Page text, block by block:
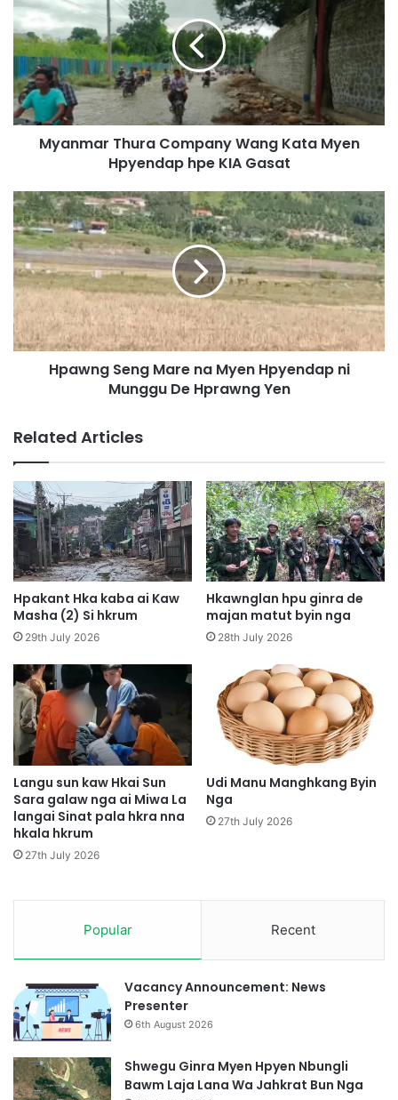
a
n
m
T
h
C
o
m
p
a
n
y
W
a
t
a
M
y
e
n
H
p
e
a
p
h
p
e
K
I
A
G
a
s
Myanmar Thura Company Wang Kata Myen
Hpyendap hpe KIA Gasat
H
p
a
w
n
g
S
e
n
e
n
a
M
y
e
n
H
p
y
e
d
a
p
n
i
M
u
n
g
g
u
n
g
Y
e
n
Hpawng Seng Mare na Myen Hpyendap ni
Munggu De Hprawng Yen
Related Articles
Hpakant Hka kaba ai Kaw
Masha (2) Si hkrum
29th July 2026
Hkawnglan hpu ginra de
majan matut byin nga
28th July 2026
Langu sun kaw Hkai Sun
Sara galaw nga ai Miwa La
langai Sinat pala hkra nna
hkala hkrum
27th July 2026
Udi Manu Manghkang Byin
Nga
27th July 2026
Popular Recent
Vacancy Announcement: News
Presenter
6th August 2026
Shwegu Ginra Myen Hpyen Nbungli
Bawm Laja Lana Wa Jahkrat Bun Nga